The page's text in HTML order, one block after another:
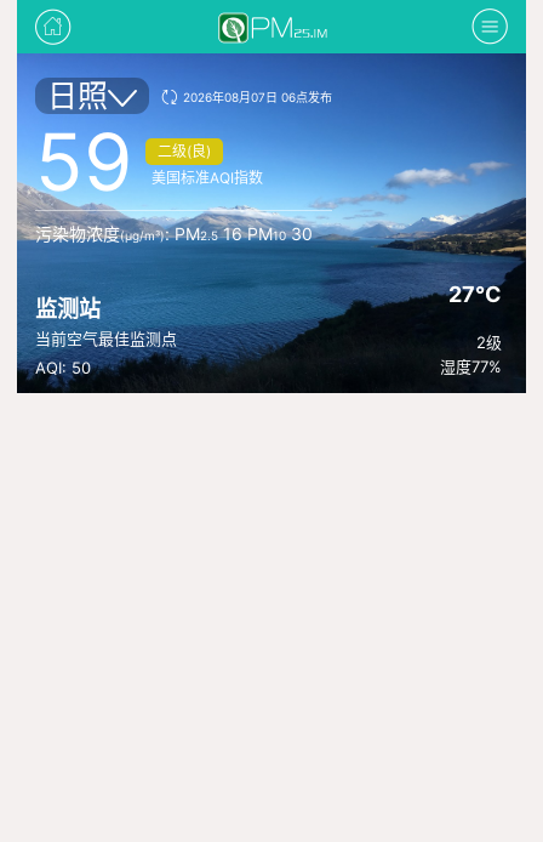
日照 2026年08月07日 06点发布
59
二级(良)
美国标准AQI指数
污染物浓度(μg/m³): PM2.516 PM1030
监测站
当前空气最佳监测点
AQI: 50
27°C
2级
湿度77%